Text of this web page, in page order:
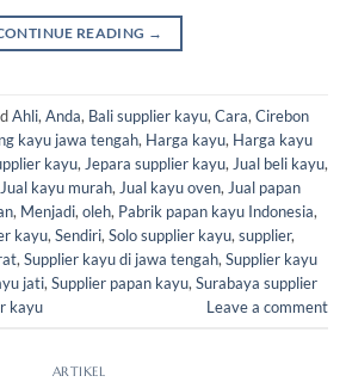
READING →
Ahli, Anda, Bali supplier kayu, Cara, Cirebon
kayu jawa tengah, Harga kayu, Harga kayu
kayu, Jepara supplier kayu, Jual beli kayu,
Jual kayu murah, Jual kayu oven, Jual papan
, Menjadi, oleh, Pabrik papan kayu Indonesia,
kayu, Sendiri, Solo supplier kayu, supplier,
, Supplier kayu di jawa tengah, Supplier kayu
jati, Supplier papan kayu, Surabaya supplier
kayu Leave a comment
ARTIKEL